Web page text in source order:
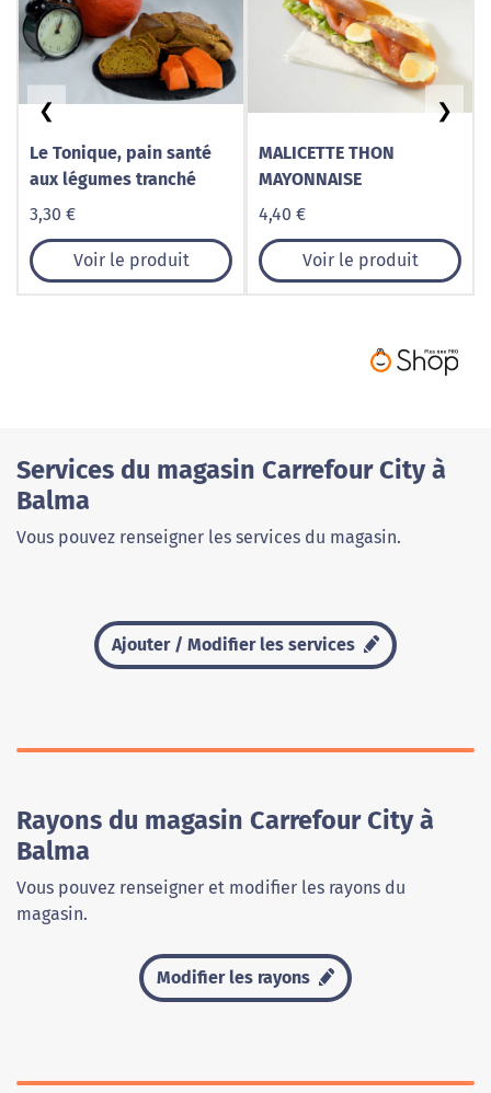
Le Tonique, pain santé
aux légumes tranché
3,30 €
Voir le produit
MALICETTE THON
MAYONNAISE
4,40 €
Voir le produit
❮ ❯
Services du magasin Carrefour City à
Balma
Vous pouvez renseigner les services du magasin.
Ajouter / Modifier les services
Rayons du magasin Carrefour City à
Balma
Vous pouvez renseigner et modifier les rayons du
magasin.
Modifier les rayons